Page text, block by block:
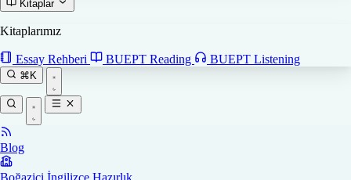
Kitaplar
Kitaplarımız
Essay Rehberi BUEPT Reading BUEPT Listening
⌘K
Blog
Boğaziçi İngilizce Hazırlık